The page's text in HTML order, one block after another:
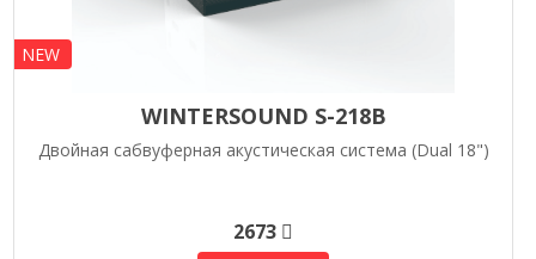
NEW
WINTERSOUND S-218B
Двойная сабвуферная акустическая система (Dual 18")
2673